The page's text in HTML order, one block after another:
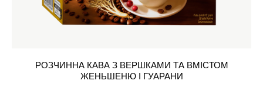
РОЗЧИННА КАВА З ВЕРШКАМИ ТА ВМІСТОМ
ЖЕНЬШЕНЮ І ГУАРАНИ